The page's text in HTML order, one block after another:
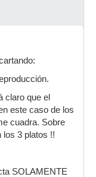
claro que el
este caso de los
cuadra. Sobre
los 3 platos !!
SOLAMENTE